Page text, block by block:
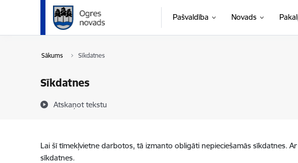
Pāriet uz lapas saturu
Pašvaldība Novads
Sākums Sīkdatnes
Sīkdatnes
Atskaņot tekstu
Lai šī tīmekļvietne darbotos, tā izmanto obligāti nepieciešamās sīkdatnes.
sīkdatnes.